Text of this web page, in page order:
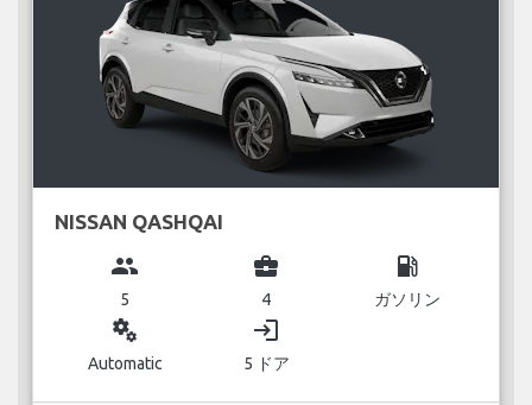
NISSAN QASHQAI
group
5
business_center
4
local_gas_station
ガソリン
miscellaneous_services
Automatic
login
5 ドア